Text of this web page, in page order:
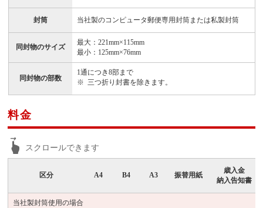
封筒 当社製のコンピュータ郵便専用封筒または私製封筒
同封物のサイズ
最大：221mm×115mm
最小：125mm×76mm
同封物の部数
1通につき8部まで
三つ折り封書を除きます。
料金
区分 A4 B4 A3 振替用紙
歳入金
納入告知書
当社製封筒使用の場合